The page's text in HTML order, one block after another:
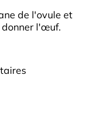
de l'ovule et
donner l'œuf.